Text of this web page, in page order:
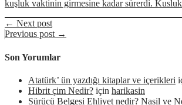
kuşluk vaktinin girmesine kadar sürerdi.
← Next post
Previous post →
Son Yorumlar
Atatürk’ ün yazdığı kitaplar ve içerikleri
Hibrit çim Nedir? için harikasin
Sürücü Belgesi Ehliyet nedir? Nasil ve